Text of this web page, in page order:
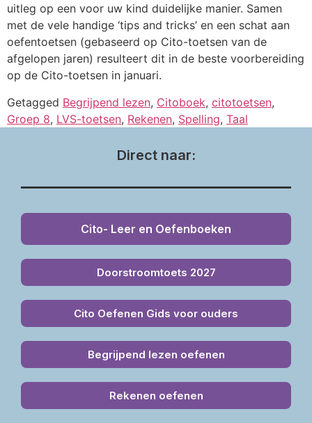
uitleg op een voor uw kind duidelijke manier. Samen
met de vele handige ‘tips and tricks’ en een schat aan
oefentoetsen (gebaseerd op Cito-toetsen van de
afgelopen jaren) resulteert dit in de beste voorbereiding
op de Cito-toetsen in januari.
Getagged Begrijpend lezen, Citoboek, citotoetsen,
Groep 8, LVS-toetsen, Rekenen, Spelling, Taal
Direct naar:
Cito- Leer en Oefenboeken
Doorstroomtoets 2027
Cito Oefenen Gids voor ouders
Begrijpend lezen oefenen
Rekenen oefenen